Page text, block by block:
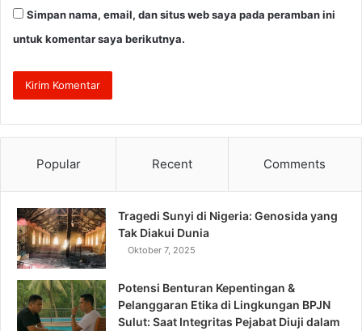
Simpan nama, email, dan situs web saya pada peramban ini
untuk komentar saya berikutnya.
Popular Recent Comments
Tragedi Sunyi di Nigeria: Genosida yang
Tak Diakui Dunia
Oktober 7, 2025
Potensi Benturan Kepentingan &
Pelanggaran Etika di Lingkungan BPJN
Sulut: Saat Integritas Pejabat Diuji dalam